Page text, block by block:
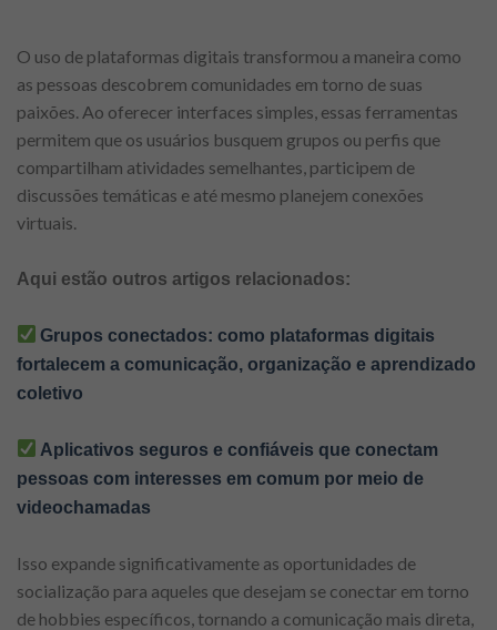
O uso de plataformas digitais transformou a maneira como
as pessoas descobrem comunidades em torno de suas
paixões. Ao oferecer interfaces simples, essas ferramentas
permitem que os usuários busquem grupos ou perfis que
compartilham atividades semelhantes, participem de
discussões temáticas e até mesmo planejem conexões
virtuais.
Aqui estão outros artigos relacionados:
Grupos conectados: como plataformas digitais
fortalecem a comunicação, organização e aprendizado
coletivo
Aplicativos seguros e confiáveis ​​que conectam
pessoas com interesses em comum por meio de
videochamadas
Isso expande significativamente as oportunidades de
socialização para aqueles que desejam se conectar em torno
de hobbies específicos, tornando a comunicação mais direta,